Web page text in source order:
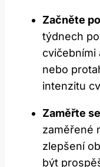
Začněte
týdnech
cvičebními
nebo
intenzitu
Zaměřte
zaměřené
zlepšení
být